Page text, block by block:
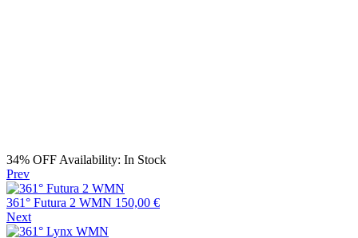
34% OFF Availability: In Stock
Prev
361° Futura 2 WMN 150,00 €
Next